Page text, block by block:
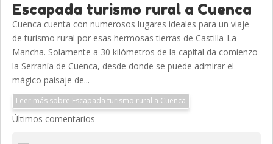
Escapada turismo rural a Cuenca
Cuenca cuenta con numerosos lugares ideales para un viaje
de turismo rural por esas hermosas tierras de Castilla-La
Mancha. Solamente a 30 kilómetros de la capital da comienzo
la Serranía de Cuenca, desde donde se puede admirar el
mágico paisaje de...
Leer más sobre Escapada turismo rural a Cuenca
Últimos comentarios